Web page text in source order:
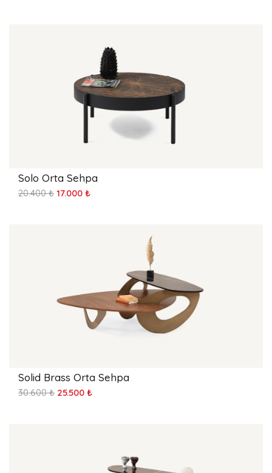
Solo Orta Sehpa
20.400 ₺ 17.000 ₺
Solid Brass Orta Sehpa
30.600 ₺ 25.500 ₺